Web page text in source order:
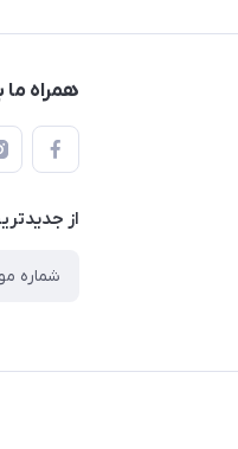
همراه ما
از